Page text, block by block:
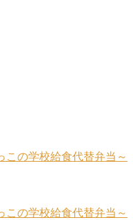
この学校給食代替弁当～
この学校給食代替弁当～